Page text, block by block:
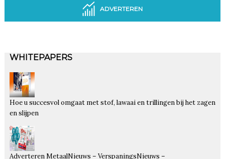
ADVERTEREN
WHITEPAPERS
Hoe u succesvol omgaat met stof, lawaai en trillingen bij het zagen
en slijpen
Adverteren MetaalNieuws – VerspaningsNieuws –